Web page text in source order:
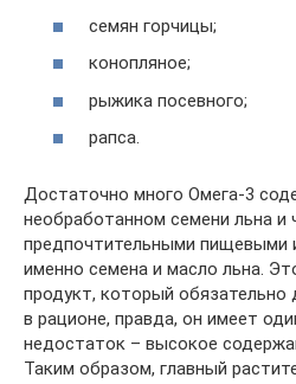
семян горчицы;
конопляное;
рыжика посевного;
рапса.
Достаточно много Омега-3
необработанном семени льна и
предпочтительными пищевыми
именно семена и масло льна.
продукт, который обязательно
в рационе, правда, он имеет
недостаток – высокое
Таким образом, главный